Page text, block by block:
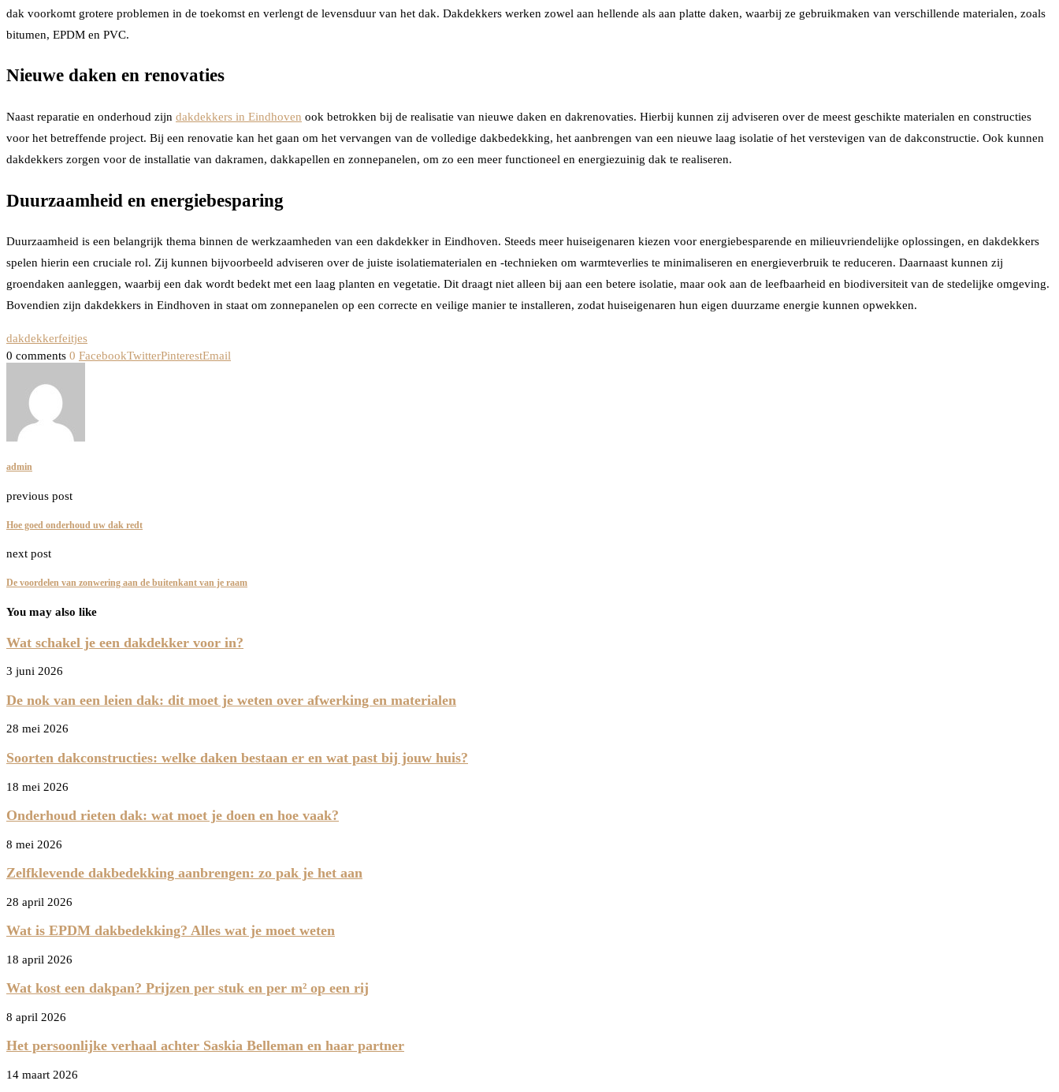
dak voorkomt grotere problemen in de toekomst en verlengt de levensduur van het dak. Dakdekkers werken zowel aan hellende als aan platte daken, waarbij ze gebruikmaken van verschillende materialen, zoals
bitumen, EPDM en PVC.
Nieuwe daken en renovaties
Naast reparatie en onderhoud zijn dakdekkers in Eindhoven ook betrokken bij de realisatie van nieuwe daken en dakrenovaties. Hierbij kunnen zij adviseren over de meest geschikte materialen en constructies
voor het betreffende project. Bij een renovatie kan het gaan om het vervangen van de volledige dakbedekking, het aanbrengen van een nieuwe laag isolatie of het verstevigen van de dakconstructie. Ook kunnen
dakdekkers zorgen voor de installatie van dakramen, dakkapellen en zonnepanelen, om zo een meer functioneel en energiezuinig dak te realiseren.
Duurzaamheid en energiebesparing
Duurzaamheid is een belangrijk thema binnen de werkzaamheden van een dakdekker in Eindhoven. Steeds meer huiseigenaren kiezen voor energiebesparende en milieuvriendelijke oplossingen, en dakdekkers
spelen hierin een cruciale rol. Zij kunnen bijvoorbeeld adviseren over de juiste isolatiematerialen en -technieken om warmteverlies te minimaliseren en energieverbruik te reduceren. Daarnaast kunnen zij
groendaken aanleggen, waarbij een dak wordt bedekt met een laag planten en vegetatie. Dit draagt niet alleen bij aan een betere isolatie, maar ook aan de leefbaarheid en biodiversiteit van de stedelijke omgeving.
Bovendien zijn dakdekkers in Eindhoven in staat om zonnepanelen op een correcte en veilige manier te installeren, zodat huiseigenaren hun eigen duurzame energie kunnen opwekken.
dakdekkerfeitjes
0 comments 0 FacebookTwitterPinterestEmail
admin
previous post
Hoe goed onderhoud uw dak redt
next post
De voordelen van zonwering aan de buitenkant van je raam
You may also like
Wat schakel je een dakdekker voor in?
3 juni 2026
De nok van een leien dak: dit moet je weten over afwerking en materialen
28 mei 2026
Soorten dakconstructies: welke daken bestaan er en wat past bij jouw huis?
18 mei 2026
Onderhoud rieten dak: wat moet je doen en hoe vaak?
8 mei 2026
Zelfklevende dakbedekking aanbrengen: zo pak je het aan
28 april 2026
Wat is EPDM dakbedekking? Alles wat je moet weten
18 april 2026
Wat kost een dakpan? Prijzen per stuk en per m² op een rij
8 april 2026
Het persoonlijke verhaal achter Saskia Belleman en haar partner
14 maart 2026